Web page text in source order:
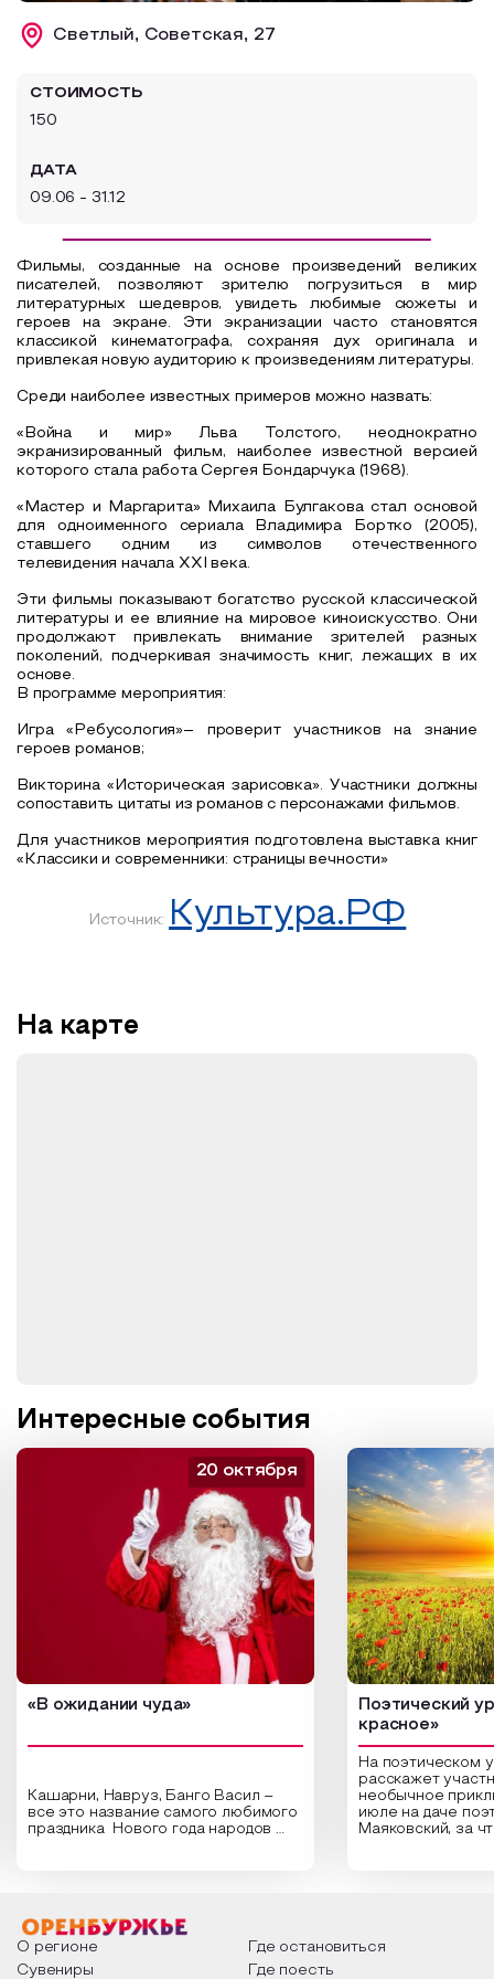
Образовательный туризм
Светлый, Советская, 27
СТОИМОСТЬ
150
ДАТА
09.06 - 31.12
Фильмы, созданные на основе произведений великих
писателей, позволяют зрителю погрузиться в мир
литературных шедевров, увидеть любимые сюжеты и
героев на экране. Эти экранизации часто становятся
классикой кинематографа, сохраняя дух оригинала и
привлекая новую аудиторию к произведениям литературы.
Среди наиболее известных примеров можно назвать:
«Война и мир» Льва Толстого, неоднократно
экранизированный фильм, наиболее известной версией
которого стала работа Сергея Бондарчука (1968).
«Мастер и Маргарита» Михаила Булгакова стал основой
для одноименного сериала Владимира Бортко (2005),
ставшего одним из символов отечественного
телевидения начала XXI века.
Эти фильмы показывают богатство русской классической
литературы и ее влияние на мировое киноискусство. Они
продолжают привлекать внимание зрителей разных
поколений, подчеркивая значимость книг, лежащих в их
основе.
В программе мероприятия:
Игра «Ребусология»– проверит участников на знание
героев романов;
Викторина «Историческая зарисовка». Участники должны
сопоставить цитаты из романов с персонажами фильмов.
Для участников мероприятия подготовлена выставка книг
«Классики и современники: страницы вечности»
Источник: Культура.РФ
На карте
Интересные события
«В ожидании чуда»
Кашарни, Навруз, Банго Васил –
все это название самого любимого
праздника Нового года народов
о том, как встречают новый год в
разных уголках страны, какие
обряды совершают на удачу и
20 октября
Поэтический
красное»
На поэтическом
расскажет
необычное
июле на даче
Маяковский, за
Твардовского и
О регионе
Где остановиться
Сувениры
Где поесть